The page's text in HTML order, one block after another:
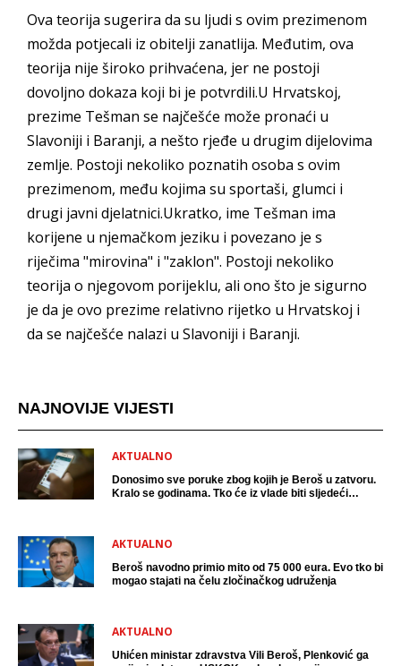
Ova teorija sugerira da su ljudi s ovim prezimenom
možda potjecali iz obitelji zanatlija. Međutim, ova
teorija nije široko prihvaćena, jer ne postoji
dovoljno dokaza koji bi je potvrdili.U Hrvatskoj,
prezime Tešman se najčešće može pronaći u
Slavoniji i Baranji, a nešto rjeđe u drugim dijelovima
zemlje. Postoji nekoliko poznatih osoba s ovim
prezimenom, među kojima su sportaši, glumci i
drugi javni djelatnici.Ukratko, ime Tešman ima
korijene u njemačkom jeziku i povezano je s
riječima "mirovina" i "zaklon". Postoji nekoliko
teorija o njegovom porijeklu, ali ono što je sigurno
je da je ovo prezime relativno rijetko u Hrvatskoj i
da se najčešće nalazi u Slavoniji i Baranji.
NAJNOVIJE VIJESTI
AKTUALNO
Donosimo sve poruke zbog kojih je Beroš u zatvoru.
Kralo se godinama. Tko će iz vlade biti sljedeći
AKTUALNO
Beroš navodno primio mito od 75 000 eura. Evo tko bi
mogao stajati na čelu zločinačkog udruženja
AKTUALNO
Uhićen ministar zdravstva Vili Beroš, Plenković ga